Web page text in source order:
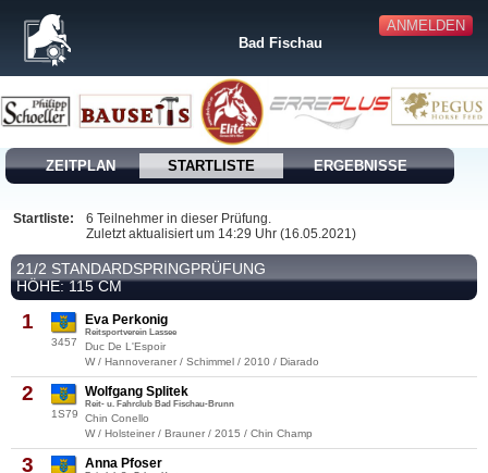
ANMELDEN
Bad Fischau
ZEITPLAN STARTLISTE ERGEBNISSE
Startliste:
6 Teilnehmer in dieser Prüfung.
Zuletzt aktualisiert um 14:29 Uhr (16.05.2021)
21/2 STANDARDSPRINGPRÜFUNG
HÖHE: 115 CM
1
3457
Eva Perkonig
Reitsportverein Lassee
Duc De L'Espoir
W / Hannoveraner / Schimmel / 2010 / Diarado
2
1S79
Wolfgang Splitek
Reit- u. Fahrclub Bad Fischau-Brunn
Chin Conello
W / Holsteiner / Brauner / 2015 / Chin Champ
3 Anna Pfoser